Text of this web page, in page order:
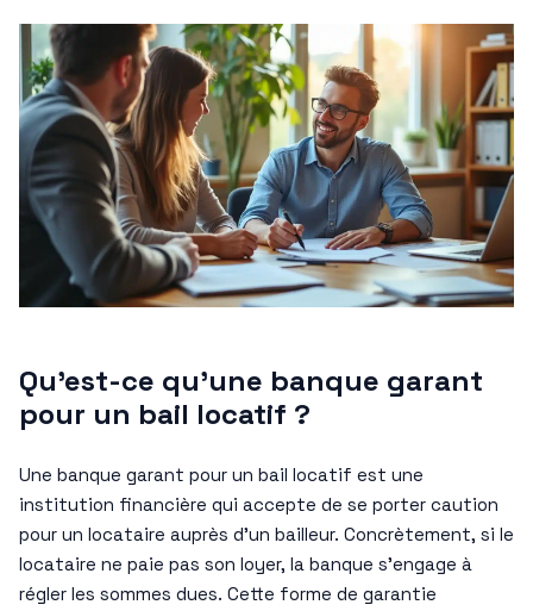
Qu’est-ce qu’une banque garant
pour un bail locatif ?
Une banque garant pour un bail locatif est une
institution financière qui accepte de se porter caution
pour un locataire auprès d’un bailleur. Concrètement, si le
locataire ne paie pas son loyer, la banque s’engage à
régler les sommes dues. Cette forme de garantie